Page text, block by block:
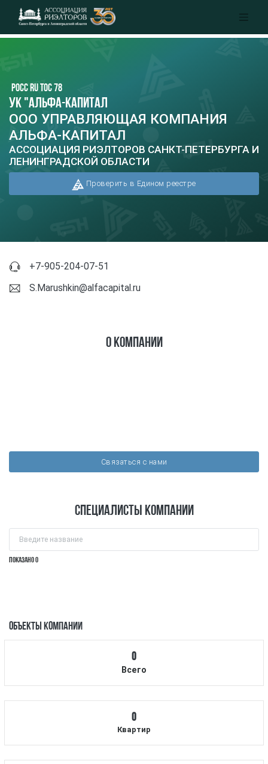
РОСС RU ТОС 78
УК "Альфа-Капитал
ООО УПРАВЛЯЮЩАЯ КОМПАНИЯ
АЛЬФА-КАПИТАЛ
АССОЦИАЦИЯ РИЭЛТОРОВ САНКТ-ПЕТЕРБУРГА И
ЛЕНИНГРАДСКОЙ ОБЛАСТИ
Проверить в Едином реестре
+7-905-204-07-51
S.Marushkin@alfacapital.ru
О компании
Связаться с нами
Специалисты компании
ПОКАЗАНО 0
ОБЪЕКТЫ КОМПАНИИ
0
Всего
0
Квартир